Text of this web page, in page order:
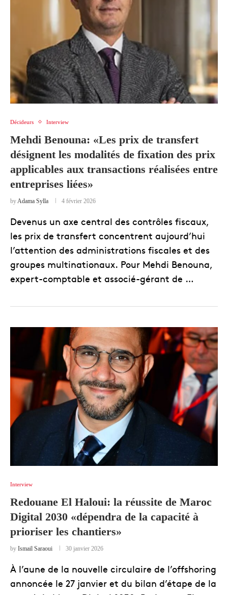
Décideurs Interview
Mehdi Benouna: «Les prix de transfert
désignent les modalités de fixation des prix
applicables aux transactions réalisées entre
entreprises liées»
byAdama Sylla 4 février 2026
Devenus un axe central des contrôles fiscaux,
les prix de transfert concentrent aujourd’hui
l’attention des administrations fiscales et des
groupes multinationaux. Pour Mehdi Benouna,
expert-comptable et associé-gérant de …
Interview
Redouane El Haloui: la réussite de Maroc
Digital 2030 «dépendra de la capacité à
prioriser les chantiers»
by Ismail Saraoui 30 janvier 2026
À l’aune de la nouvelle circulaire de l’offshoring
annoncée le 27 janvier et du bilan d’étape de la